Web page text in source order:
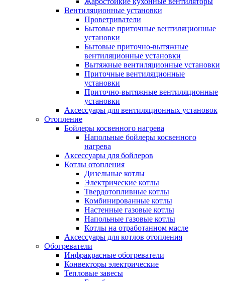
Вентиляционные установки
Проветриватели
Бытовые приточные вентиляционные
установки
Бытовые приточно-вытяжные
вентиляционные установки
Вытяжные вентиляционные установки
Приточные вентиляционные
установки
Приточно-вытяжные вентиляционные
установки
Аксессуары для вентиляционных установок
Отопление
Бойлеры косвенного нагрева
Напольные бойлеры косвенного
нагрева
Аксессуары для бойлеров
Котлы отопления
Дизельные котлы
Электрические котлы
Твердотопливные котлы
Комбинированные котлы
Настенные газовые котлы
Напольные газовые котлы
Котлы на отработанном масле
Аксессуары для котлов отопления
Обогреватели
Инфракрасные обогреватели
Конвекторы электрические
Тепловые завесы